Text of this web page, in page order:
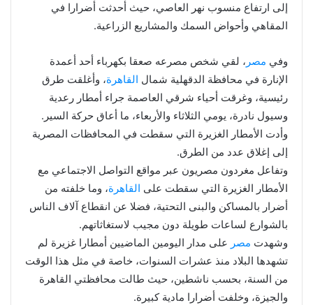
إلى ارتفاع منسوب نهر العاصي، حيث أحدثت أضرارا في
المقاهي وأحواض السمك والمشاريع الزراعية.
وفي مصر ، لقي شخص مصرعه صعقا بكهرباء أحد أعمدة
الإنارة في محافظة الدقهلية شمال القاهرة، وأغلقت طرق
رئيسية، وغرقت أحياء شرقي العاصمة جراء أمطار رعدية
وسيول نادرة، يومي الثلاثاء والأربعاء، ما أعاق حركة السير.
وأدت الأمطار الغزيرة التي سقطت في المحافظات المصرية
إلى إغلاق عدد من الطرق.
وتفاعل مغردون مصريون عبر مواقع التواصل الاجتماعي مع
الأمطار الغزيرة التي سقطت على القاهرة، وما خلفته من
أضرار بالمساكن والبنى التحتية، فضلا عن انقطاع آلاف الناس
بالشوارع لساعات طويلة دون مجيب لاستغاثاتهم.
وشهدت مصر على مدار اليومين الماضيين أمطارا غزيرة لم
تشهدها البلاد منذ عشرات السنوات، خاصة في مثل هذا الوقت
من السنة، بحسب ناشطين، حيث طالت محافظتي القاهرة
والجيزة، وخلفت أضرارا مادية كبيرة.